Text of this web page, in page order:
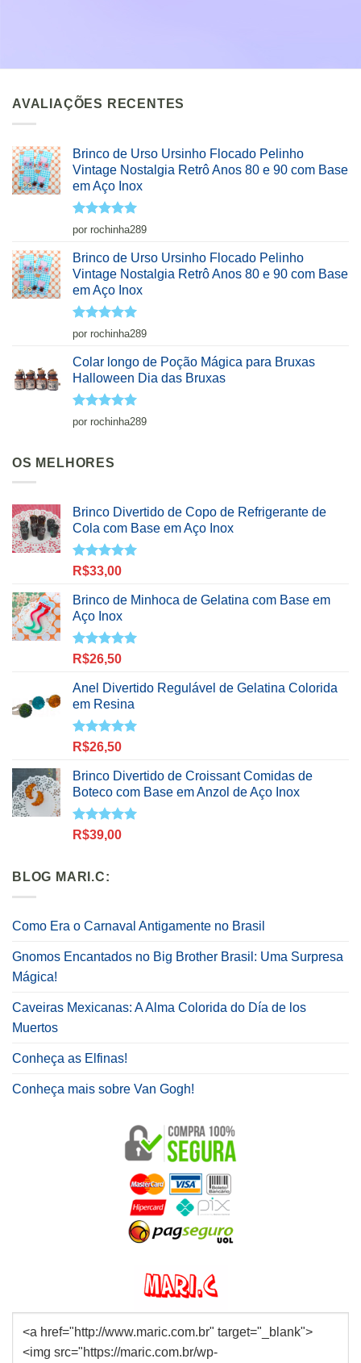
AVALIAÇÕES RECENTES
Brinco de Urso Ursinho Flocado Pelinho
Vintage Nostalgia Retrô Anos 80 e 90 com Base
em Aço Inox
Avaliação5
de 5
por rochinha289
Brinco de Urso Ursinho Flocado Pelinho
Vintage Nostalgia Retrô Anos 80 e 90 com Base
em Aço Inox
Avaliação5
de 5
por rochinha289
Colar longo de Poção Mágica para Bruxas
Halloween Dia das Bruxas
Avaliação5
de 5
por rochinha289
OS MELHORES
Brinco Divertido de Copo de Refrigerante de
Cola com Base em Aço Inox
Avaliação
R$33,00
Brinco de Minhoca de Gelatina com Base em
Aço Inox
Avaliação
R$26,50
Anel Divertido Regulável de Gelatina Colorida
em Resina
Avaliação
R$26,50
Brinco Divertido de Croissant Comidas de
Boteco com Base em Anzol de Aço Inox
Avaliação
R$39,00
BLOG MARI.C:
Como Era o Carnaval Antigamente no Brasil
Gnomos Encantados no Big Brother Brasil: Uma Surpresa
Mágica!
Caveiras Mexicanas: A Alma Colorida do Día de los
Muertos
Conheça as Elfinas!
Conheça mais sobre Van Gogh!